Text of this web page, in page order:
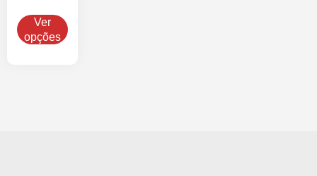
Ver
opções